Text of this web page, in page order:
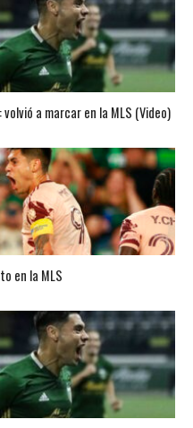
a marcar en la MLS (Video)
en la MLS